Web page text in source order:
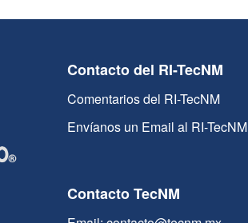
Contacto del RI-TecNM
Comentarios del RI-TecNM
Envíanos un Email al RI-TecNM
Contacto TecNM